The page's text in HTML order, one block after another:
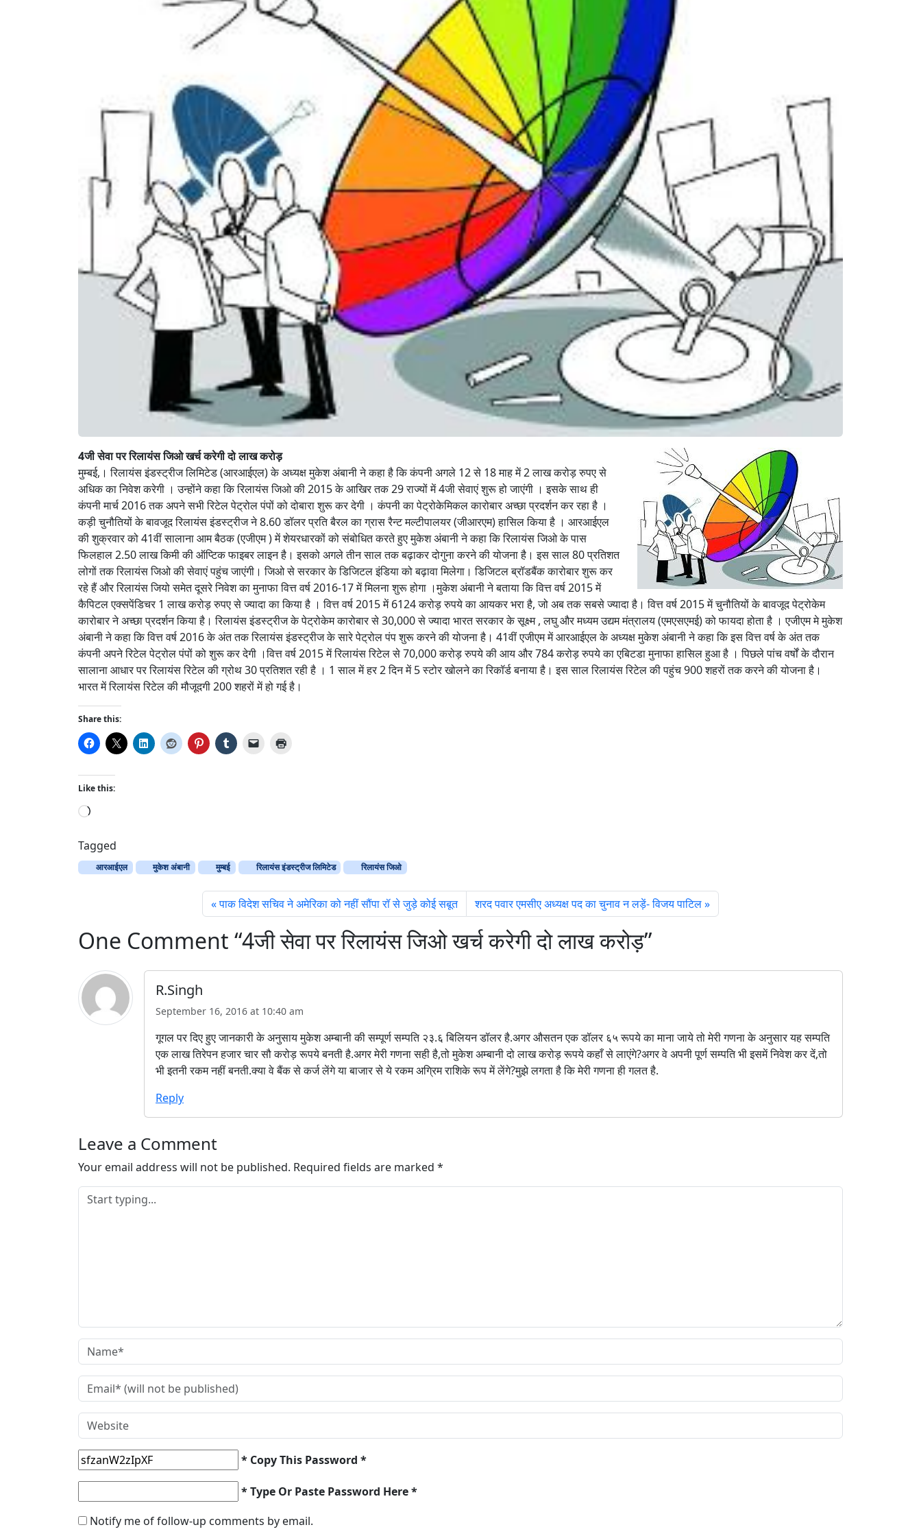
रि
ला
क
रे
गी
दो
ला
ख
क
रो
4जी सेवा पर रिलायंस जिओ खर्च करेगी दो लाख करोड़
मुम्बई,। रिलायंस इंडस्ट्रीज लिमिटेड (आरआईएल) के अध्यक्ष मुकेश अंबानी ने कहा है कि कंपनी अगले 12 से 18 माह में 2 लाख करोड़ रुपए से
अधिक का निवेश करेगी । उन्‍होंने कहा कि रिलायंस जिओ की 2015 के आखिर तक 29 राज्‍यों में 4जी सेवाएं शुरू हो जाएंगी । इसके साथ ही
कंपनी मार्च 2016 तक अपने सभी रिटेल पेट्रोल पंपों को दोबारा शुरू कर देगी । कंपनी का पेट्रोकेमिकल कारोबार अच्छा प्रदर्शन कर रहा है ।
कड़ी चुनौतियों के बावजूद रिलायंस इंडस्ट्रीज ने 8.60 डॉलर प्रति बैरल का ग्रास रैन्ट मल्टीपालयर (जीआरएम) हासिल किया है । आरआईएल
की शुक्रवार को 41वीं सालाना आम बैठक (एजीएम ) में शेयरधारकों को संबोधित करते हुए मुकेश अंबानी ने कहा कि रिलायंस जिओ के पास
फिलहाल 2.50 लाख किमी की ऑप्टिक फाइबर लाइन है। इसको अगले तीन साल तक बढ़ाकर दोगुना करने की योजना है। इस साल 80 प्रतिशत
लोगों तक रिलायंस जिओ की सेवाएं पहुंच जाएंगी। जिओ से सरकार के डिजिटल इंडिया को बढ़ावा मिलेगा। डिजिटल ब्रॉडबैंक कारोबार शुरू कर
रहे हैं और रिलायंस जियो समेत दूसरे निवेश का मुनाफा वित्त वर्ष 2016-17 में मिलना शुरू होगा ।मुकेश अंबानी ने बताया कि वित्त वर्ष 2015 में
कैपिटल एक्सपेंडिचर 1 लाख करोड़ रुपए से ज्यादा का किया है । वित्त वर्ष 2015 में 6124 करोड़ रुपये का आयकर भरा है, जो अब तक सबसे ज्यादा है। वित्त वर्ष 2015 में चुनौतियों के बावजूद पेट्रोकेम
कारोबार ने अच्छा प्रदर्शन किया है। रिलायंस इंडस्ट्रीज के पेट्रोकेम कारोबार से 30,000 से ज्यादा भारत सरकार के सूक्ष्म , लघु और मध्यम उद्यम मंत्रालय (एमएसएमई) को फायदा होता है । एजीएम मे मुकेश
अंबानी ने कहा कि वित्त वर्ष 2016 के अंत तक रिलायंस इंडस्ट्रीज के सारे पेट्रोल पंप शुरू करने की योजना है। 41वीं एजीएम में आरआईएल के अध्यक्ष मुकेश अंबानी ने कहा कि इस वित्त वर्ष के अंत तक
कंपनी अपने रिटेल पेट्रोल पंपों को शुरू कर देगी ।वित्त वर्ष 2015 में रिलायंस रिटेल से 70,000 करोड़ रुपये की आय और 784 करोड़ रुपये का एबिटडा मुनाफा हासिल हुआ है । पिछले पांच वर्षों के दौरान
सालाना आधार पर रिलायंस रिटेल की ग्रोथ 30 प्रतिशत रही है । 1 साल में हर 2 दिन में 5 स्टोर खोलने का रिकॉर्ड बनाया है। इस साल रिलायंस रिटेल की पहुंच 900 शहरों तक करने की योजना है।
भारत में रिलायंस रिटेल की मौजूदगी 200 शहरों में हो गई है।
Share this:
Like this:
L
a
d
i
Tagged
आरआईएल मुकेश अंबानी मुम्बई रिलायंस इंडस्ट्रीज लिमिटेड रिलायंस जिओ
पाक विदेश सचिव ने अमेरिका को नहीं सौंपा रॉ से जुड़े कोई सबूत शरद पवार एमसीए अध्यक्ष पद का चुनाव न लड़ें- विजय पाटिल
One Comment “4जी सेवा पर रिलायंस जिओ खर्च करेगी दो लाख करोड़”
R.Singh
September 16, 2016 at 10:40 am
गूगल पर दिए हुए जानकारी के अनुसाय मुकेश अम्बानी की सम्पूर्ण सम्पति २३.६ बिलियन डॉलर है.अगर औसतन एक डॉलर ६५ रूपये का माना जाये तो मेरी गणना के अनुसार यह सम्पति
एक लाख तिरेपन हजार चार सौ करोड़ रूपये बनती है.अगर मेरी गणना सही है,तो मुकेश अम्बानी दो लाख करोड़ रूपये कहाँ से लाएंगे?अगर वे अपनी पूर्ण सम्पति भी इसमें निवेश कर दें,तो
भी इतनी रकम नहीं बनती.क्या वे बैंक से कर्ज लेंगे या बाजार से ये रकम अग्रिम राशिके रूप में लेंगे?मुझे लगता है कि मेरी गणना ही गलत है.
Reply
Leave a Comment
Your email address will not be published. Required fields are marked *
* Copy This Password *
* Type Or Paste Password Here *
Notify me of follow-up comments by email.